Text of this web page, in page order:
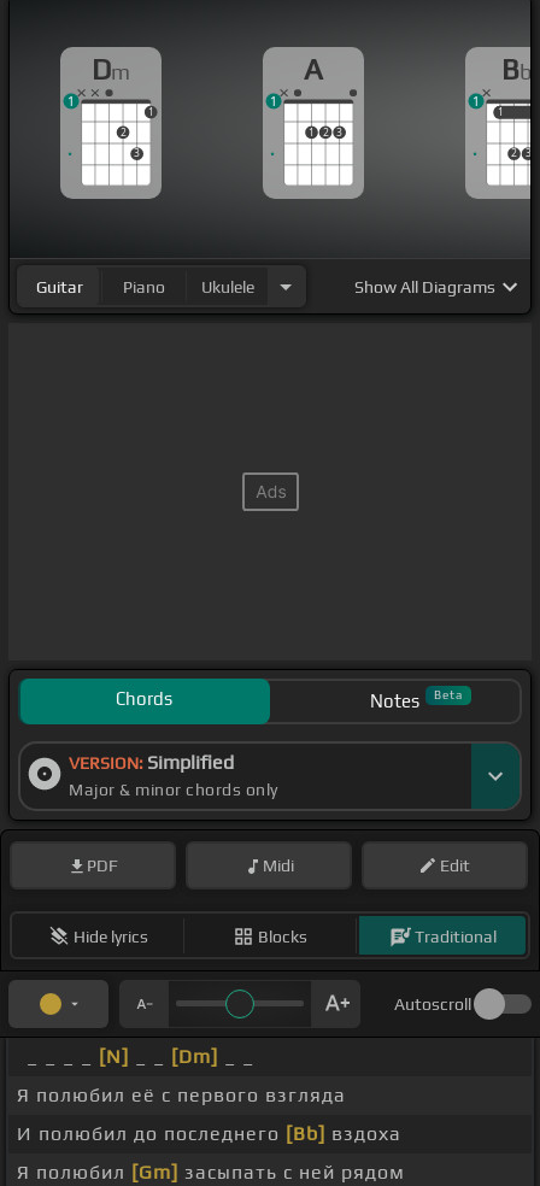
Dm
2
3
1
1
A
1 2 3
1
Bb
1
2 3
1
1
Guitar Piano Ukulele ShowAll Diagrams
Chords Notes Beta
VERSION: Simplified
Major & minor chords only
PDF Midi Edit
Hide lyrics Blocks Traditional
Autoscroll
[N] [Dm]
Я полюбил её с первого взгляда
И полюбил до последнего [Bb] вздоха
Я полюбил [Gm] засыпать с ней рядом